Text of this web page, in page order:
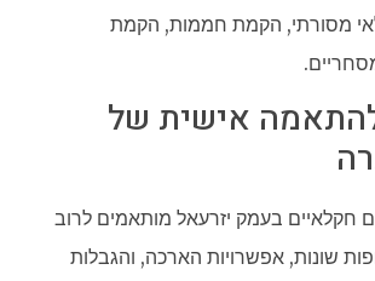
מסורתי, הקמת חממות, הקמת
אישית של
חקלאיים בעמק יזרעאל מותאמים לרוב
שונות, אפשרויות הארכה, והגבלות